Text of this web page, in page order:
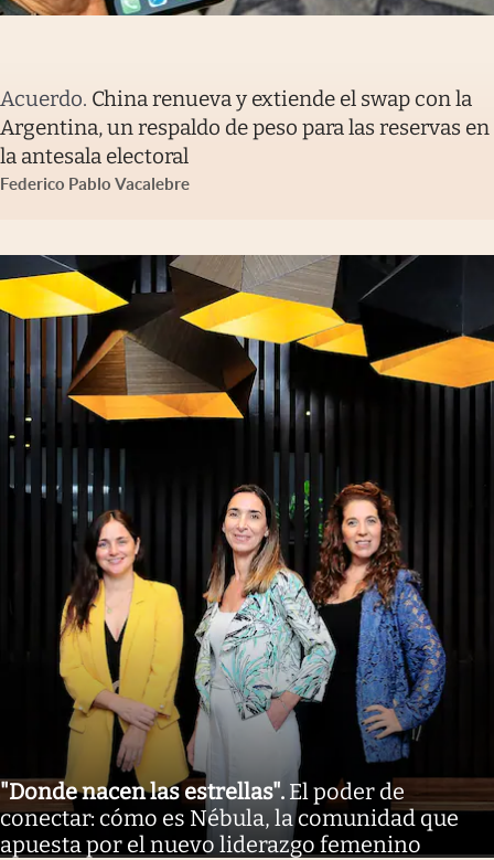
Acuerdo. China renueva y extiende el swap con la
Argentina, un respaldo de peso para las reservas en
la antesala electoral
Federico Pablo Vacalebre
"Donde nacen las estrellas". El poder de
conectar: cómo es Nébula, la comunidad que
apuesta por el nuevo liderazgo femenino